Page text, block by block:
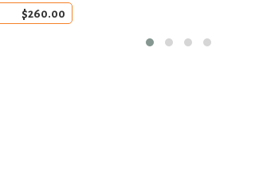
$260.00